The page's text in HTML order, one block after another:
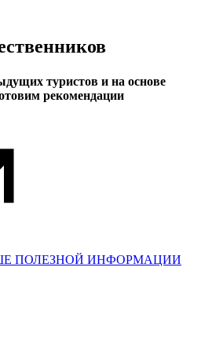
туристов и на основе
рекомендации
ПОЛЕЗНОЙ ИНФОРМАЦИИ